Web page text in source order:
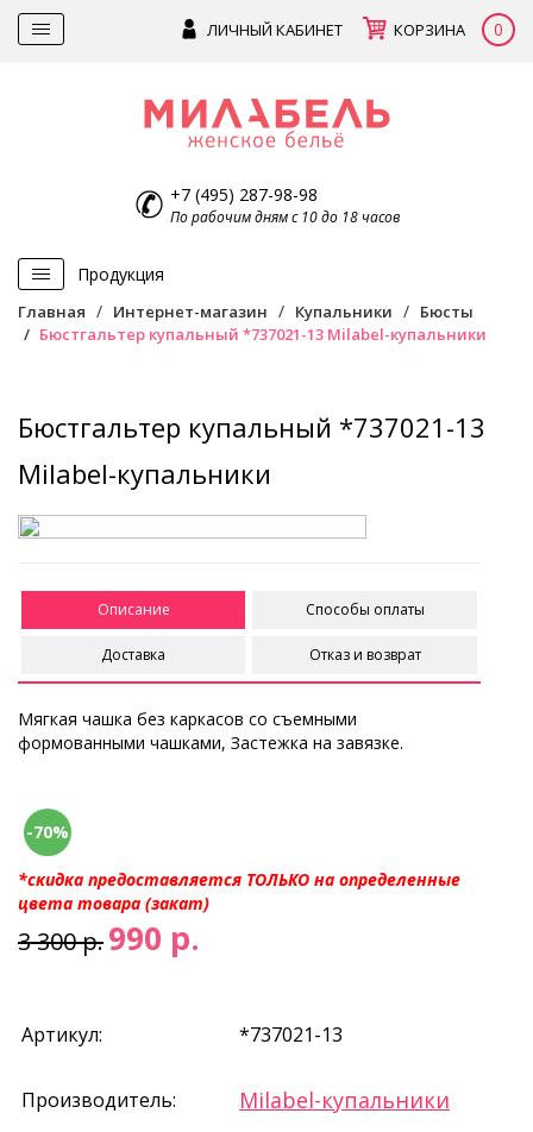
ЛИЧНЫЙ КАБИНЕТ КОРЗИНА 0
+7 (495) 287-98-98
По рабочим дням с 10 до 18 часов
Продукция
Главная Интернет-магазин Купальники
Бюсты
Бюстгальтер купальный *737021-13 Milabel-купальники
Бюстгальтер купальный *737021-13
Milabel-купальники
Описание Способы оплаты
Доставка Отказ и возврат
Мягкая чашка без каркасов со съемными
формованными чашками, Застежка на завязке.
-70%
*скидка предоставляется ТОЛЬКО на определенные
цвета товара (закат)
3 300 р.990 р.
Артикул: *737021-13
Производитель: Milabel-купальники